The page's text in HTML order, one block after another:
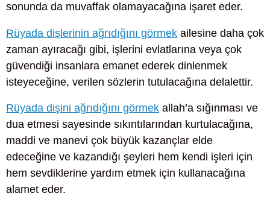
sonunda da muvaffak olamayacağına işaret eder.
Rüyada dişlerinin ağrıdığını görmek ailesine daha çok
zaman ayıracağı gibi, işlerini evlatlarına veya çok
güvendiği insanlara emanet ederek dinlenmek
isteyeceğine, verilen sözlerin tutulacağına delalettir.
Rüyada dişini ağrıdığını görmek allah’a sığınması ve
dua etmesi sayesinde sıkıntılarından kurtulacağına,
maddi ve manevi çok büyük kazançlar elde
edeceğine ve kazandığı şeyleri hem kendi işleri için
hem sevdiklerine yardım etmek için kullanacağına
alamet eder.